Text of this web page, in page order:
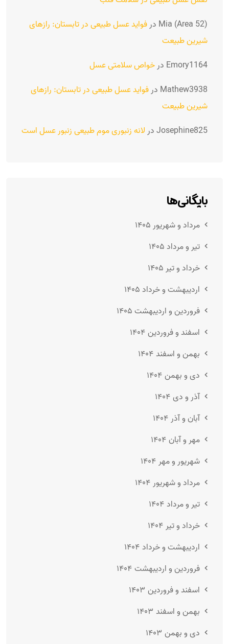
Mia (Area 52) درفواید عسل طبیعی در تابستان: رازهای
شیرین طبیعت
Emory1164 درخواص سلامتی عسل
Mathew3938 درفواید عسل طبیعی در تابستان: رازهای
شیرین طبیعت
Josephine825در لانه زنبوری موم طبیعی زنبور عسل است
بایگانی‌ها
مرداد و شهریور ۱۴۰۵
تیر و مرداد ۱۴۰۵
خرداد و تیر ۱۴۰۵
اردیبهشت و خرداد ۱۴۰۵
فروردین و اردیبهشت ۱۴۰۵
اسفند و فروردین ۱۴۰۴
بهمن و اسفند ۱۴۰۴
دی و بهمن ۱۴۰۴
آذر و دی ۱۴۰۴
آبان و آذر ۱۴۰۴
مهر و آبان ۱۴۰۴
شهریور و مهر ۱۴۰۴
مرداد و شهریور ۱۴۰۴
تیر و مرداد ۱۴۰۴
خرداد و تیر ۱۴۰۴
اردیبهشت و خرداد ۱۴۰۴
فروردین و اردیبهشت ۱۴۰۴
اسفند و فروردین ۱۴۰۳
بهمن و اسفند ۱۴۰۳
دی و بهمن ۱۴۰۳